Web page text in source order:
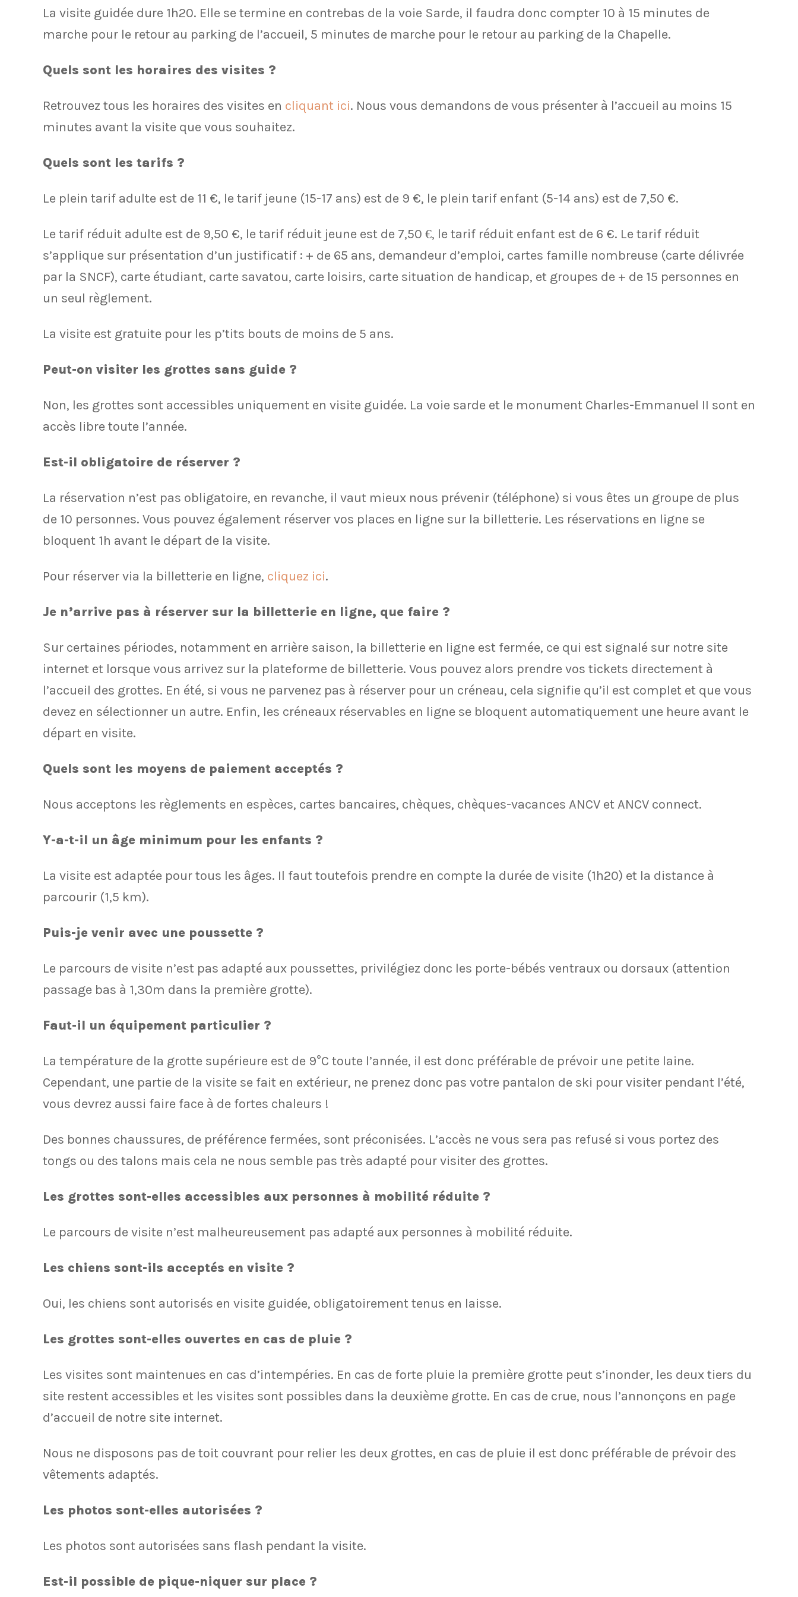
La visite guidée dure 1h20. Elle se termine en contrebas de la voie Sarde, il faudra donc compter 10 à 15 minutes de
marche pour le retour au parking de l’accueil, 5 minutes de marche pour le retour au parking de la Chapelle.
Quels sont les horaires des visites ?
Retrouvez tous les horaires des visites en cliquant ici. Nous vous demandons de vous présenter à l’accueil au moins 15
minutes avant la visite que vous souhaitez.
Quels sont les tarifs ?
Le plein tarif adulte est de 11 €, le tarif jeune (15-17 ans) est de 9 €, le plein tarif enfant (5-14 ans) est de 7,50 €.
Le tarif réduit adulte est de 9,50 €, le tarif réduit jeune est de 7,50 €, le tarif réduit enfant est de 6 €. Le tarif réduit
s’applique sur présentation d’un justificatif : + de 65 ans, demandeur d’emploi, cartes famille nombreuse (carte délivrée
par la SNCF), carte étudiant, carte savatou, carte loisirs, carte situation de handicap, et groupes de + de 15 personnes en
un seul règlement.
La visite est gratuite pour les p’tits bouts de moins de 5 ans.
Peut-on visiter les grottes sans guide ?
Non, les grottes sont accessibles uniquement en visite guidée. La voie sarde et le monument Charles-Emmanuel II sont en
accès libre toute l’année.
Est-il obligatoire de réserver ?
La réservation n’est pas obligatoire, en revanche, il vaut mieux nous prévenir (téléphone) si vous êtes un groupe de plus
de 10 personnes. Vous pouvez également réserver vos places en ligne sur la billetterie. Les réservations en ligne se
bloquent 1h avant le départ de la visite.
Pour réserver via la billetterie en ligne, cliquez ici.
Je n’arrive pas à réserver sur la billetterie en ligne, que faire ?
Sur certaines périodes, notamment en arrière saison, la billetterie en ligne est fermée, ce qui est signalé sur notre site
internet et lorsque vous arrivez sur la plateforme de billetterie. Vous pouvez alors prendre vos tickets directement à
l’accueil des grottes. En été, si vous ne parvenez pas à réserver pour un créneau, cela signifie qu’il est complet et que vous
devez en sélectionner un autre. Enfin, les créneaux réservables en ligne se bloquent automatiquement une heure avant le
départ en visite.
Quels sont les moyens de paiement acceptés ?
Nous acceptons les règlements en espèces, cartes bancaires, chèques, chèques-vacances ANCV et ANCV connect.
Y-a-t-il un âge minimum pour les enfants ?
La visite est adaptée pour tous les âges. Il faut toutefois prendre en compte la durée de visite (1h20) et la distance à
parcourir (1,5 km).
Puis-je venir avec une poussette ?
Le parcours de visite n’est pas adapté aux poussettes, privilégiez donc les porte-bébés ventraux ou dorsaux (attention
passage bas à 1,30m dans la première grotte).
Faut-il un équipement particulier ?
La température de la grotte supérieure est de 9°C toute l’année, il est donc préférable de prévoir une petite laine.
Cependant, une partie de la visite se fait en extérieur, ne prenez donc pas votre pantalon de ski pour visiter pendant l’été,
vous devrez aussi faire face à de fortes chaleurs !
Des bonnes chaussures, de préférence fermées, sont préconisées. L’accès ne vous sera pas refusé si vous portez des
tongs ou des talons mais cela ne nous semble pas très adapté pour visiter des grottes.
Les grottes sont-elles accessibles aux personnes à mobilité réduite ?
Le parcours de visite n’est malheureusement pas adapté aux personnes à mobilité réduite.
Les chiens sont-ils acceptés en visite ?
Oui, les chiens sont autorisés en visite guidée, obligatoirement tenus en laisse.
Les grottes sont-elles ouvertes en cas de pluie ?
Les visites sont maintenues en cas d’intempéries. En cas de forte pluie la première grotte peut s’inonder, les deux tiers du
site restent accessibles et les visites sont possibles dans la deuxième grotte. En cas de crue, nous l’annonçons en page
d’accueil de notre site internet.
Nous ne disposons pas de toit couvrant pour relier les deux grottes, en cas de pluie il est donc préférable de prévoir des
vêtements adaptés.
Les photos sont-elles autorisées ?
Les photos sont autorisées sans flash pendant la visite.
Est-il possible de pique-niquer sur place ?